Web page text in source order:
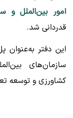
امور بین‌الملل و
قدردانی شد.
این دفتر به‌عنوان
سازمان‌های
کشاورزی و توسعه